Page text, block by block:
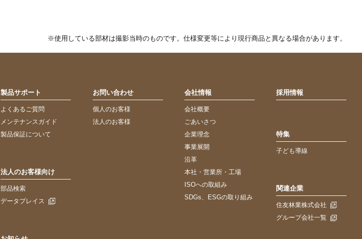
※使用している部材は撮影当時のものです。仕様変更等により現行商品と異なる場合があります。
製品サポート
よくあるご質問
メンテナンスガイド
製品保証について
法人のお客様向け
部品検索
データプレイス
お問い合わせ
個人のお客様
法人のお客様
会社情報
会社概要
ごあいさつ
企業理念
事業展開
沿革
本社・営業所・工場
ISOへの取組み
SDGs、ESGの取り組み
採用情報
特集
子ども導線
関連企業
住友林業株式会社
グループ会社一覧